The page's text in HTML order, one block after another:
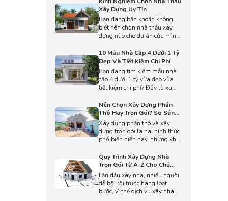
bị tác động bởi nhiều yếu tố
khác. Hãy cùng An Phát tìm
hiểu cách kiểm soát và tối ưu
chi phí hiệu quả trong bài viết
dưới đây.
Xây Dựng Uy Tín
Bạn đang băn khoăn không
biết nên chọn nhà thầu xây
dựng nào cho dự án của mình?
kinh nghiệm, chất lượng thi
công và dịch vụ hậu mãi. Cùng
An Phát khám phá kinh
nghiệm chọn nhà thầu uy tín
để bảo đảm công trình hoàn
thiện đúng tiến độ, chất lượng
cao.
10 Mẫu Nhà Cấp 4 Dưới 1 Tỷ
Đẹp Và Tiết Kiệm Chi Phí
Bạn đang tìm kiếm mẫu nhà
cấp 4 dưới 1 tỷ vừa đẹp vừa
tiết kiệm chi phí? Đây là xu
vợ chồng mới cưới hay người
ở nông thôn ưu tiên lựa chọn.
Cùng An Phát tham khảo 10
mẫu thiết kế nổi bật trong bài
viết để tìm ra ý tưởng hoàn
hảo cho ngôi nhà mơ ước của
Nên Chọn Xây Dựng Phần
Thô Hay Trọn Gói? So Sánh
Chi Tiết
Xây dựng phần thô và xây
dựng trọn gói là hai hình thức
phổ biến hiện nay, nhưng khác
phí và mức độ tiện lợi. Qua
bài viết sau đây, An Phát sẽ
giúp bạn so sánh cụ thể từng
phương án, từ đó chọn lựa
cách xây dựng tối ưu nhất cho
ngôi nhà của mình.
Quy Trình Xây Dựng Nhà
Trọn Gói Từ A-Z Cho Chủ
Nhà Mới
Lần đầu xây nhà, nhiều người
dễ bối rối trước hàng loạt
bước, vì thế dịch vụ xây nhà